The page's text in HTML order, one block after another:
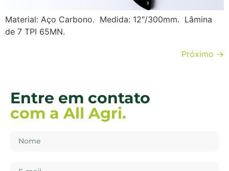
Material: Aço Carbono. Medida: 12″/300mm. Lâmina
de 7 TPI 65MN.
Próximo →
Entre em contato
com a All Agri.